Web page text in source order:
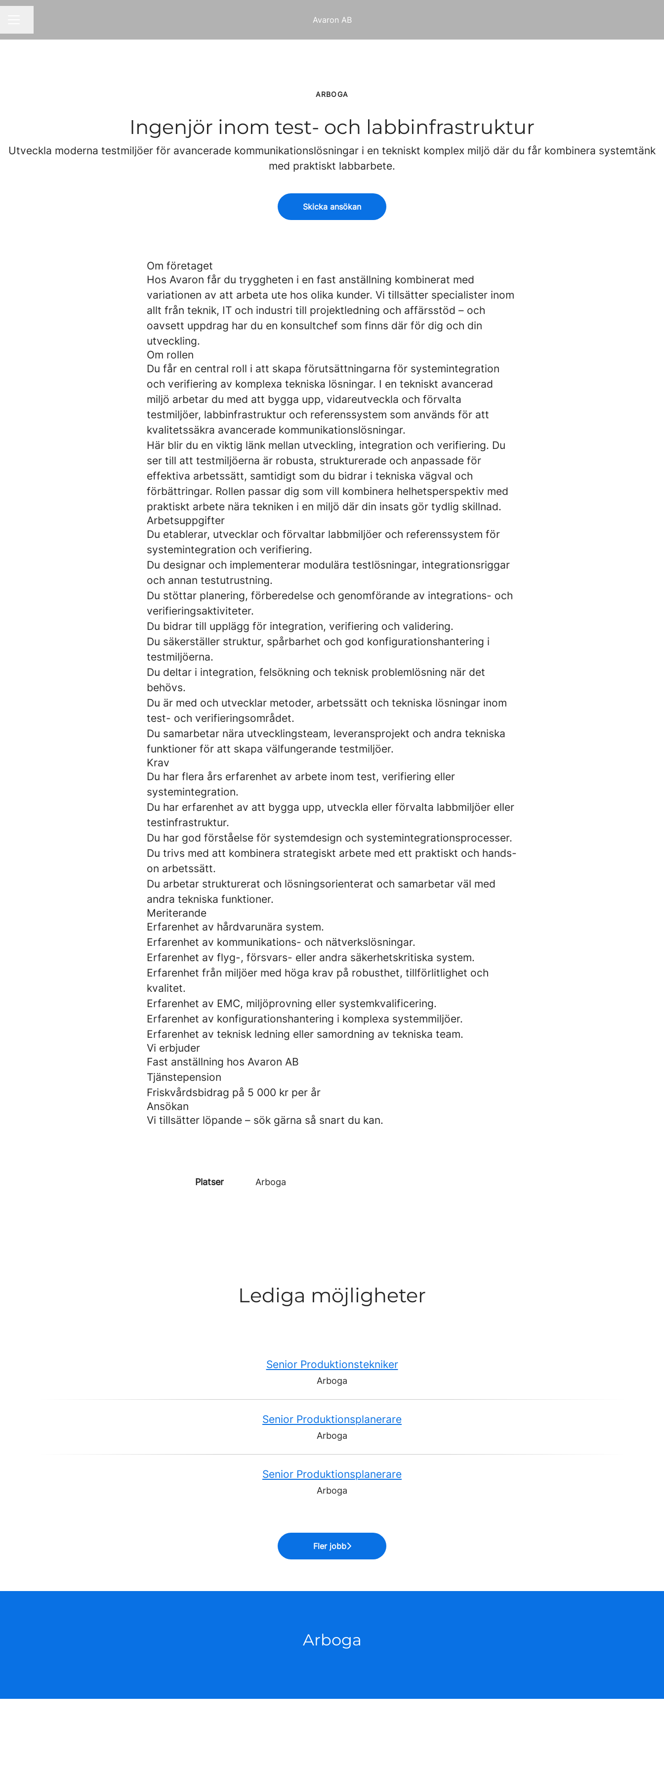
Avaron AB
ARBOGA
Ingenjör inom test- och labbinfrastruktur
Utveckla moderna testmiljöer för avancerade kommunikationslösningar i en tekniskt komplex miljö där du får kombinera systemtänk
med praktiskt labbarbete.
Skicka ansökan
Om företaget
Hos Avaron får du tryggheten i en fast anställning kombinerat med
variationen av att arbeta ute hos olika kunder. Vi tillsätter specialister inom
allt från teknik, IT och industri till projektledning och affärsstöd – och
oavsett uppdrag har du en konsultchef som finns där för dig och din
utveckling.
Om rollen
Du får en central roll i att skapa förutsättningarna för systemintegration
och verifiering av komplexa tekniska lösningar. I en tekniskt avancerad
miljö arbetar du med att bygga upp, vidareutveckla och förvalta
testmiljöer, labbinfrastruktur och referenssystem som används för att
kvalitetssäkra avancerade kommunikationslösningar.
Här blir du en viktig länk mellan utveckling, integration och verifiering. Du
ser till att testmiljöerna är robusta, strukturerade och anpassade för
effektiva arbetssätt, samtidigt som du bidrar i tekniska vägval och
förbättringar. Rollen passar dig som vill kombinera helhetsperspektiv med
praktiskt arbete nära tekniken i en miljö där din insats gör tydlig skillnad.
Arbetsuppgifter
Du etablerar, utvecklar och förvaltar labbmiljöer och referenssystem för
systemintegration och verifiering.
Du designar och implementerar modulära testlösningar, integrationsriggar
och annan testutrustning.
Du stöttar planering, förberedelse och genomförande av integrations- och
verifieringsaktiviteter.
Du bidrar till upplägg för integration, verifiering och validering.
Du säkerställer struktur, spårbarhet och god konfigurationshantering i
testmiljöerna.
Du deltar i integration, felsökning och teknisk problemlösning när det
behövs.
Du är med och utvecklar metoder, arbetssätt och tekniska lösningar inom
test- och verifieringsområdet.
Du samarbetar nära utvecklingsteam, leveransprojekt och andra tekniska
funktioner för att skapa välfungerande testmiljöer.
Krav
Du har flera års erfarenhet av arbete inom test, verifiering eller
systemintegration.
Du har erfarenhet av att bygga upp, utveckla eller förvalta labbmiljöer eller
testinfrastruktur.
Du har god förståelse för systemdesign och systemintegrationsprocesser.
Du trivs med att kombinera strategiskt arbete med ett praktiskt och hands-
on arbetssätt.
Du arbetar strukturerat och lösningsorienterat och samarbetar väl med
andra tekniska funktioner.
Meriterande
Erfarenhet av hårdvarunära system.
Erfarenhet av kommunikations- och nätverkslösningar.
Erfarenhet av flyg-, försvars- eller andra säkerhetskritiska system.
Erfarenhet från miljöer med höga krav på robusthet, tillförlitlighet och
kvalitet.
Erfarenhet av EMC, miljöprovning eller systemkvalificering.
Erfarenhet av konfigurationshantering i komplexa systemmiljöer.
Erfarenhet av teknisk ledning eller samordning av tekniska team.
Vi erbjuder
Fast anställning hos Avaron AB
Tjänstepension
Friskvårdsbidrag på 5 000 kr per år
Ansökan
Vi tillsätter löpande – sök gärna så snart du kan.
Platser Arboga
Lediga möjligheter
Senior Produktionstekniker
Arboga
Senior Produktionsplanerare
Arboga
Senior Produktionsplanerare
Arboga
Fler jobb
Arboga